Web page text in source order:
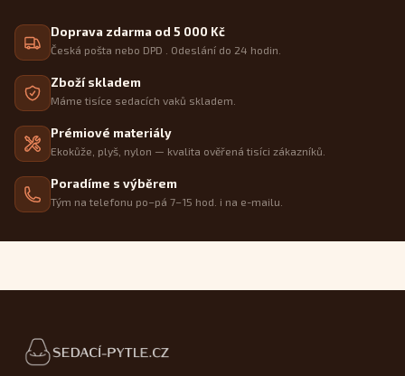
Doprava zdarma od 5 000 Kč
Česká pošta nebo DPD . Odeslání do 24 hodin.
Zboží skladem
Máme tisíce sedacích vaků skladem.
Prémiové materiály
Ekokůže, plyš, nylon — kvalita ověřená tisíci zákazníků.
Poradíme s výběrem
Tým na telefonu po–pá 7–15 hod. i na e-mailu.
Patička webu